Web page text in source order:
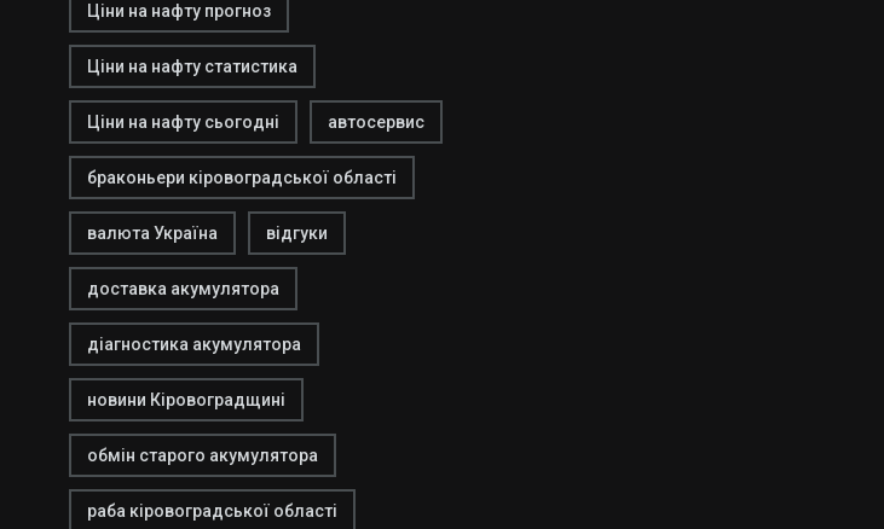
Ціни на нафту прогноз
Ціни на нафту статистика
Ціни на нафту сьогодні автосервис
браконьери кіровоградської області
валюта Україна відгуки
доставка акумулятора
діагностика акумулятора
новини Кіровоградщині
обмін старого акумулятора
раба кіровоградської області